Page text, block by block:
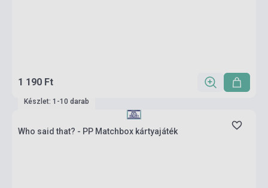
1 190 Ft
Készlet: 1-10 darab
Who said that? - PP Matchbox kártyajáték